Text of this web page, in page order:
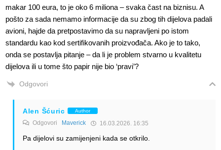
makar 100 eura, to je oko 6 miliona – svaka čast na biznisu. A
pošto za sada nemamo informacije da su zbog tih dijelova padali
avioni, hajde da pretpostavimo da su napravljeni po istom
standardu kao kod sertifikovanih proizvođača. Ako je to tako,
onda se postavlja pitanje – da li je problem stvarno u kvalitetu
dijelova ili u tome što papir nije bio ‘pravi’?
Odgovori
Alen Šćuric Author
Odgovori Maverick 16.03.2026. 16:35
Pa dijelovi su zamijenjeni kada se otkrilo.